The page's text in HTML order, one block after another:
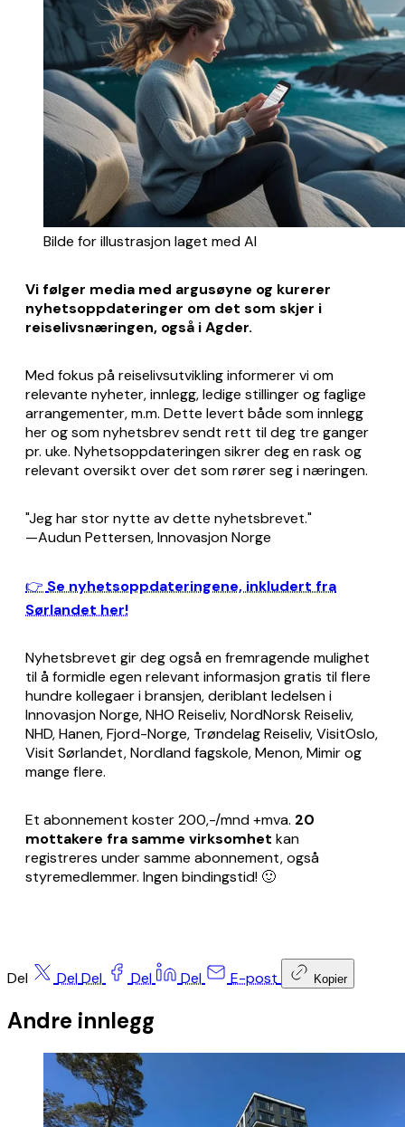
Bilde for illustrasjon laget med AI
Vi følger media med argusøyne og kurerer
nyhetsoppdateringer om det som skjer i
reiselivsnæringen, også i Agder.
Med fokus på reiselivsutvikling informerer vi om
relevante nyheter, innlegg, ledige stillinger og faglige
arrangementer, m.m. Dette levert både som innlegg
her og som nyhetsbrev sendt rett til deg tre ganger
pr. uke. Nyhetsoppdateringen sikrer deg en rask og
relevant oversikt over det som rører seg i næringen.
"Jeg har stor nytte av dette nyhetsbrevet."
—Audun Pettersen, Innovasjon Norge
👉Se nyhetsoppdateringene, inkludert fra
Sørlandet her!
Nyhetsbrevet gir deg også en fremragende mulighet
til å formidle egen relevant informasjon gratis til flere
hundre kollegaer i bransjen, deriblant ledelsen i
Innovasjon Norge, NHO Reiseliv, NordNorsk Reiseliv,
NHD, Hanen, Fjord-Norge, Trøndelag Reiseliv, VisitOslo,
Visit Sørlandet, Nordland fagskole, Menon, Mimir og
mange flere.
Et abonnement koster 200,-/mnd +mva. 20
mottakere fra samme virksomhet kan
registreres under samme abonnement, også
styremedlemmer. Ingen bindingstid! 🙂
Del DelDel Del Del E-post Kopier
Andre innlegg